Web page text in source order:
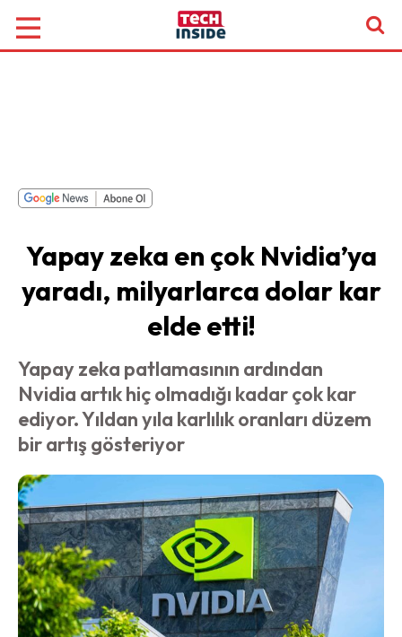
Yapay zeka en çok Nvidia’ya
yaradı, milyarlarca dolar kar
elde etti!
Yapay zeka patlamasının ardından
Nvidia artık hiç olmadığı kadar çok kar
ediyor. Yıldan yıla karlılık oranları düzem
bir artış gösteriyor